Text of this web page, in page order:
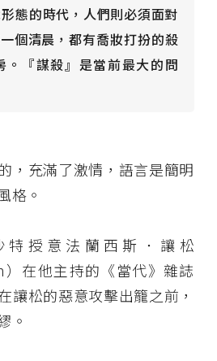
態的時代，人們則必須面對
個清晨，都有喬妝打扮的殺
。『謀殺』是當前最大的問
，充滿了激情，語言是簡明
格。
特授意法蘭西斯．讓松
）在他主持的《當代》雜誌
讓松的惡意攻擊出籠之前，
。